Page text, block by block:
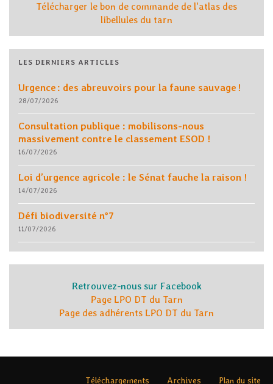
Télécharger le bon de commande de l'atlas des
libellules du tarn
LES DERNIERS ARTICLES
Urgence : des abreuvoirs pour la faune sauvage !
28/07/2026
Consultation publique : mobilisons-nous
massivement contre le classement ESOD !
16/07/2026
Loi d’urgence agricole : le Sénat fauche la raison !
14/07/2026
Défi biodiversité n°7
11/07/2026
Retrouvez-nous sur Facebook
Page LPO DT du Tarn
Page des adhérents LPO DT du Tarn
Téléchargements Archives Plan du site